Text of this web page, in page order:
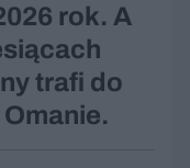
rok. A
trafi do